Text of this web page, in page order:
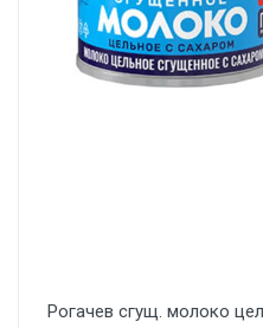
Рогачев сгущ. молоко